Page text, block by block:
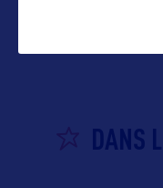
DANS